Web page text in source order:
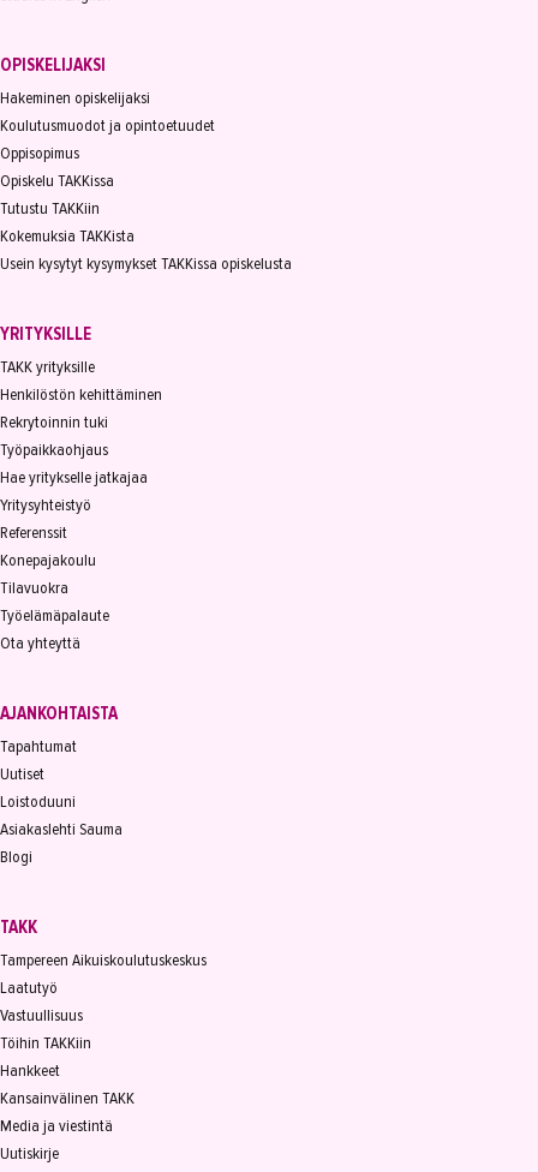
OPISKELIJAKSI
Hakeminen opiskelijaksi
Koulutusmuodot ja opintoetuudet
Oppisopimus
Opiskelu TAKKissa
Tutustu TAKKiin
Kokemuksia TAKKista
Usein kysytyt kysymykset TAKKissa opiskelusta
YRITYKSILLE
TAKK yrityksille
Henkilöstön kehittäminen
Rekrytoinnin tuki
Työpaikkaohjaus
Hae yritykselle jatkajaa
Yritysyhteistyö
Referenssit
Konepajakoulu
Tilavuokra
Työelämäpalaute
Ota yhteyttä
AJANKOHTAISTA
Tapahtumat
Uutiset
Loistoduuni
Asiakaslehti Sauma
Blogi
TAKK
Tampereen Aikuiskoulutuskeskus
Laatutyö
Vastuullisuus
Töihin TAKKiin
Hankkeet
Kansainvälinen TAKK
Media ja viestintä
Uutiskirje